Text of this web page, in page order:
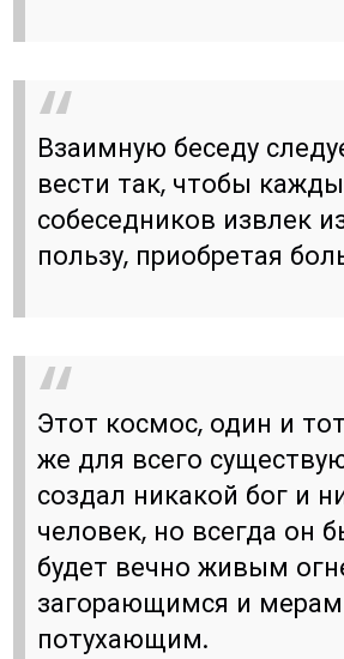
Взаимную беседу
вести так, чтобы
собеседников извлек
пользу, приобретая
Этот космос, один и тот
же для всего
создал никакой бог и
человек, но всегда он
будет вечно живым
загорающимся и
потухающим.